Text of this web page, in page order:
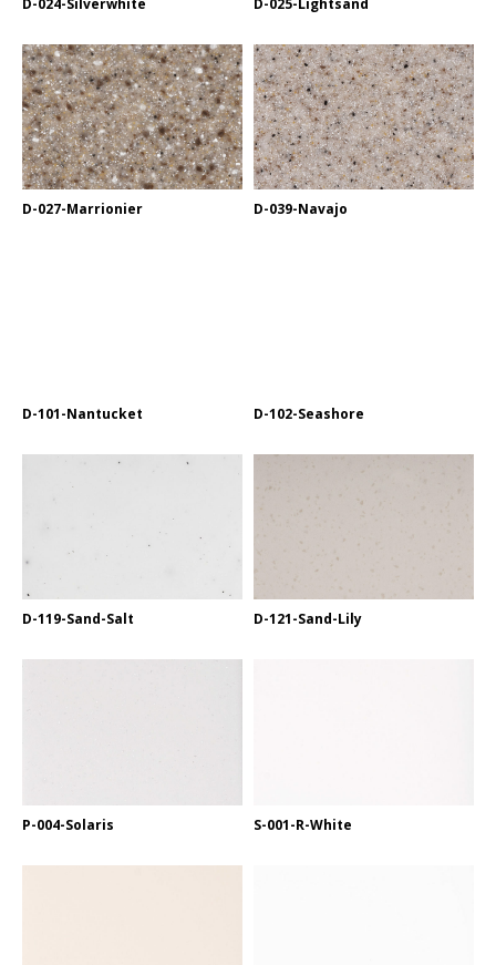
D-027-Marrionier D-039-Navajo
D-101-Nantucket D-102-Seashore
D-119-Sand-Salt D-121-Sand-Lily
P-004-Solaris S-001-R-White